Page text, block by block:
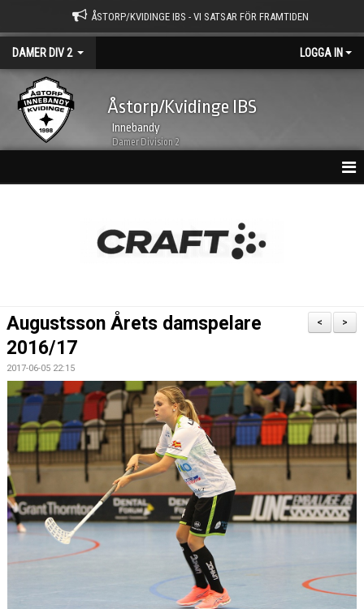
ÅSTORP/KVIDINGE IBS - VI SATSAR FÖR FRAMTIDEN
DAMER DIV 2 LOGGA IN
Åstorp/Kvidinge IBS
Innebandy
Damer Division 2
BILDGALLERI
DOKUMENT
KONTAKT
MATCHER
SERIETABELL
>
<
Augustsson Årets damspelare
2016/17
2017-06-05 22:15